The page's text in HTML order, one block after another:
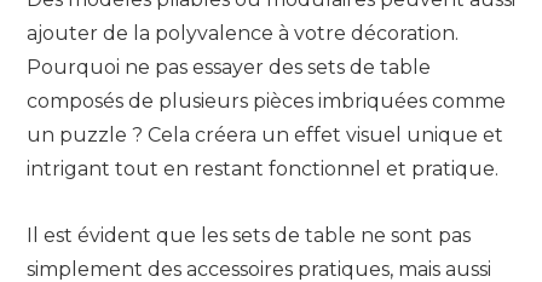
ajouter de la polyvalence à votre décoration.
Pourquoi ne pas essayer des sets de table
composés de plusieurs pièces imbriquées comme
un puzzle ? Cela créera un effet visuel unique et
intrigant tout en restant fonctionnel et pratique.
Il est évident que les sets de table ne sont pas
simplement des accessoires pratiques, mais aussi